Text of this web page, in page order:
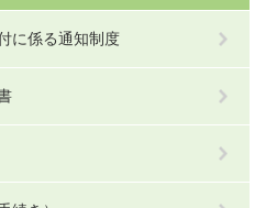
に係る通知制度